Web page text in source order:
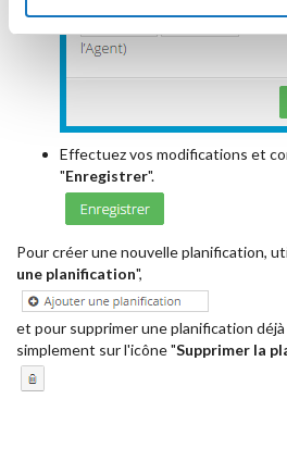
Effectuez vos modifications et
"Enregistrer".
Pour créer une nouvelle planification,
une planification",
et pour supprimer une planification
simplement sur l'icône "Supprimer la